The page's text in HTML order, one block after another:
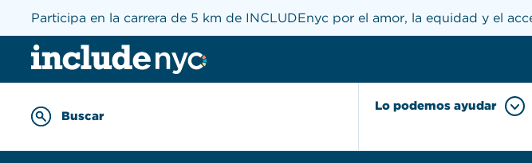
Participa en la carrera de 5 km de INCLUDEnyc por el amor, la equidad y el
INCLUDEnyc inicio
Buscar Enter keywords to search the siteLo podemos ayudar